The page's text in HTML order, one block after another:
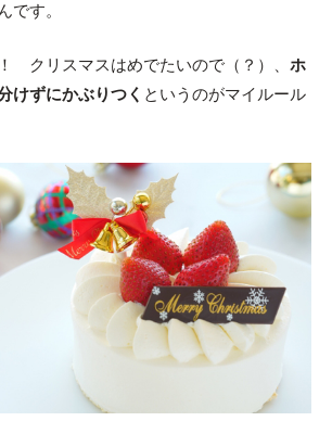
です。
クリスマスはめでたいので（？）、 ホ
けずにかぶりつく というのがマイルール